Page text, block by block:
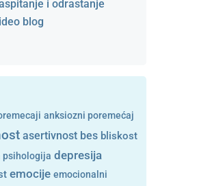
i odrastanje
blog
anksiozni poremećaj
asertivnost bes bliskost
psihologija depresija
emocije emocionalni